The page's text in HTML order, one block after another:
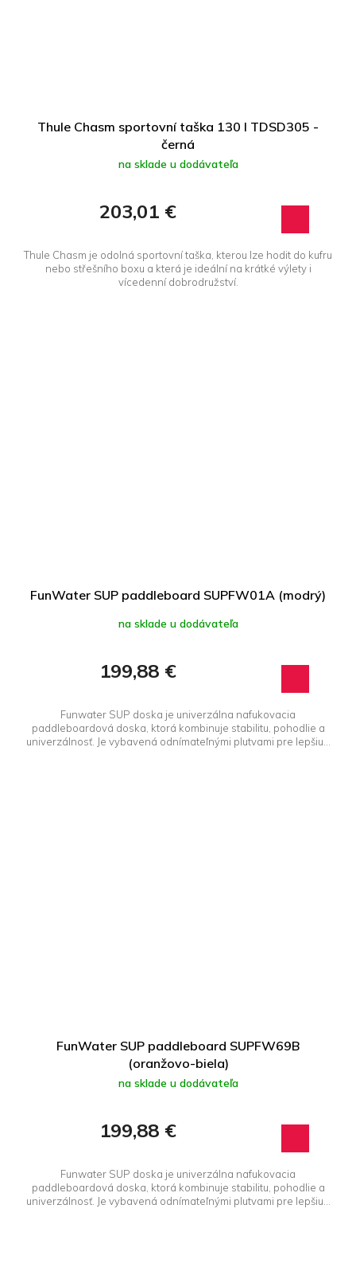
Thule Chasm sportovní taška 130 l TDSD305 -
černá
na sklade u dodávateľa
203,01 €
Thule Chasm je odolná sportovní taška, kterou lze hodit do kufru
nebo střešního boxu a která je ideální na krátké výlety i
vícedenní dobrodružství.
FunWater SUP paddleboard SUPFW01A (modrý)
na sklade u dodávateľa
199,88 €
Funwater SUP doska je univerzálna nafukovacia
paddleboardová doska, ktorá kombinuje stabilitu, pohodlie a
univerzálnosť. Je vybavená odnímateľnými plutvami pre lepšiu...
FunWater SUP paddleboard SUPFW69B
(oranžovo-biela)
na sklade u dodávateľa
199,88 €
Funwater SUP doska je univerzálna nafukovacia
paddleboardová doska, ktorá kombinuje stabilitu, pohodlie a
univerzálnosť. Je vybavená odnímateľnými plutvami pre lepšiu...